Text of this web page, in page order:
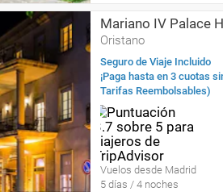
Mariano IV Palace
Oristano
Seguro de Viaje Incluido
¡Paga hasta en 3 cuotas
Tarifas Reembolsables)
Vuelos desde Madrid
5 días / 4 noches